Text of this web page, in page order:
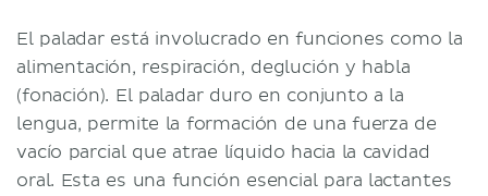
El paladar está involucrado en funciones como la
alimentación, respiración, deglución y habla
(fonación). El paladar duro en conjunto a la
lengua, permite la formación de una fuerza de
vacío parcial que atrae líquido hacia la cavidad
oral. Esta es una función esencial para lactantes